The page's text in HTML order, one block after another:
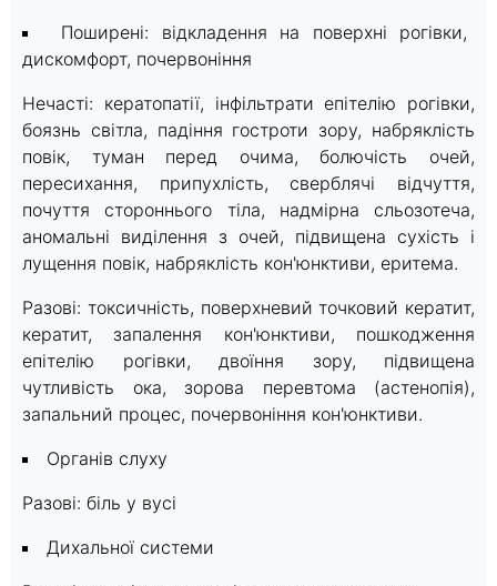
Поширені: відкладення на поверхні рогівки,
дискомфорт, почервоніння
Нечасті: кератопатії, інфільтрати епітелію рогівки,
боязнь світла, падіння гостроти зору, набряклість
повік, туман перед очима, болючість очей,
пересихання, припухлість, сверблячі відчуття,
почуття стороннього тіла, надмірна сльозотеча,
аномальні виділення з очей, підвищена сухість і
лущення повік, набряклість кон'юнктиви, еритема.
Разові: токсичність, поверхневий точковий кератит,
кератит, запалення кон'юнктиви, пошкодження
епітелію рогівки, двоїння зору, підвищена
чутливість ока, зорова перевтома (астенопія),
запальний процес, почервоніння кон'юнктиви.
Органів слуху
Разові: біль у вусі
Дихальної системи